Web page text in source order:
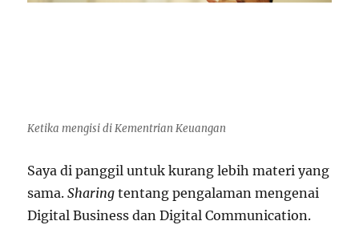
Ketika mengisi di Kementrian Keuangan
Saya di panggil untuk kurang lebih materi yang
sama.Sharing tentang pengalaman mengenai
Digital Business dan Digital Communication.